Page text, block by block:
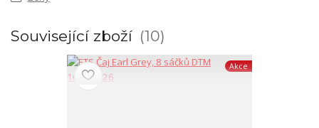
Související zboží 10
Akce